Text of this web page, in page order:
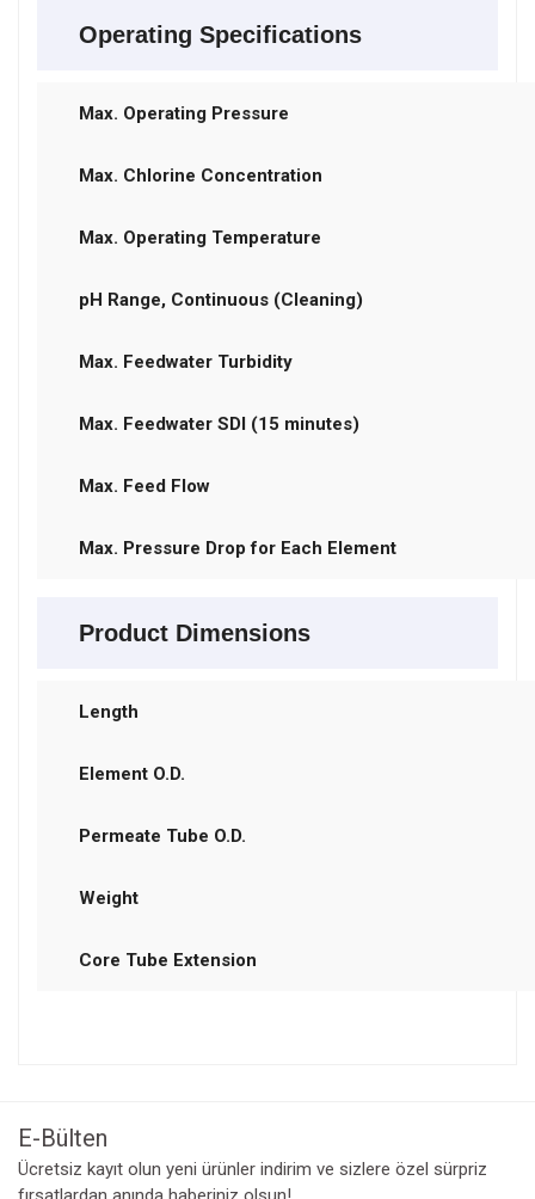
Operating Specifications
Max. Operating Pressure
Max. Chlorine Concentration
Max. Operating Temperature
pH Range, Continuous (Cleaning)
Max. Feedwater Turbidity
Max. Feedwater SDI (15 minutes)
Max. Feed Flow
Max. Pressure Drop for Each Element
Product Dimensions
Length
Element O.D.
Permeate Tube O.D.
Weight
Core Tube Extension
Ürün resmi kalitesiz, bozuk veya görüntülenemiyor.
E-Bülten
Ücretsiz kayıt olun yeni ürünler indirim ve sizlere özel sürpriz